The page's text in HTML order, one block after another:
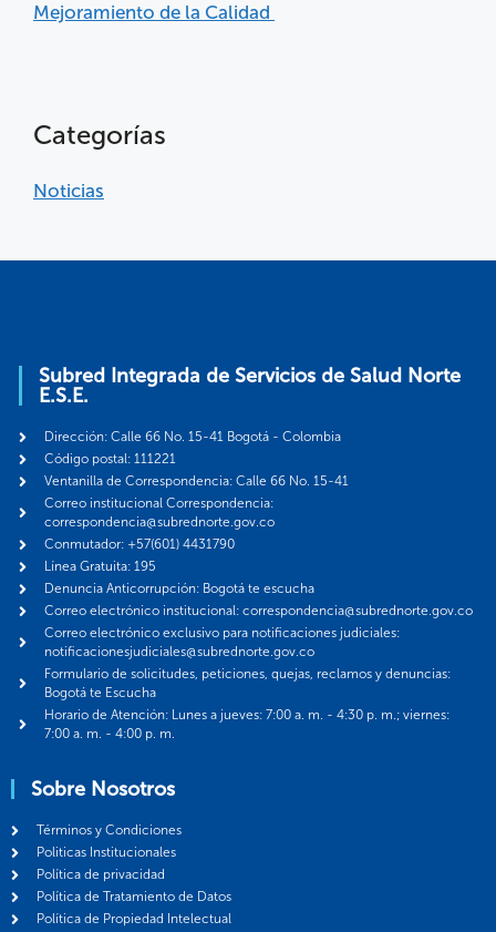
Mejoramiento de la Calidad
Categorías
Noticias
Subred Integrada de Servicios de Salud Norte
E.S.E.
Dirección: Calle 66 No. 15-41 Bogotá - Colombia
Código postal: 111221
Ventanilla de Correspondencia: Calle 66 No. 15-41
Correo institucional Correspondencia:
correspondencia@subrednorte.gov.co
Conmutador: +57(601) 4431790
Línea Gratuita: 195
Denuncia Anticorrupción: Bogotá te escucha
Correo electrónico institucional: correspondencia@subrednorte.gov.co
Correo electrónico exclusivo para notificaciones judiciales:
notificacionesjudiciales@subrednorte.gov.co
Formulario de solicitudes, peticiones, quejas, reclamos y denuncias:
Bogotá te Escucha
Horario de Atención: Lunes a jueves: 7:00 a. m. - 4:30 p. m.; viernes:
7:00 a. m. - 4:00 p. m.
Sobre Nosotros
Términos y Condiciones
Politicas Institucionales
Política de privacidad
Política de Tratamiento de Datos
Política de Propiedad Intelectual